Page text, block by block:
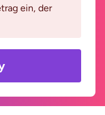
ein, der